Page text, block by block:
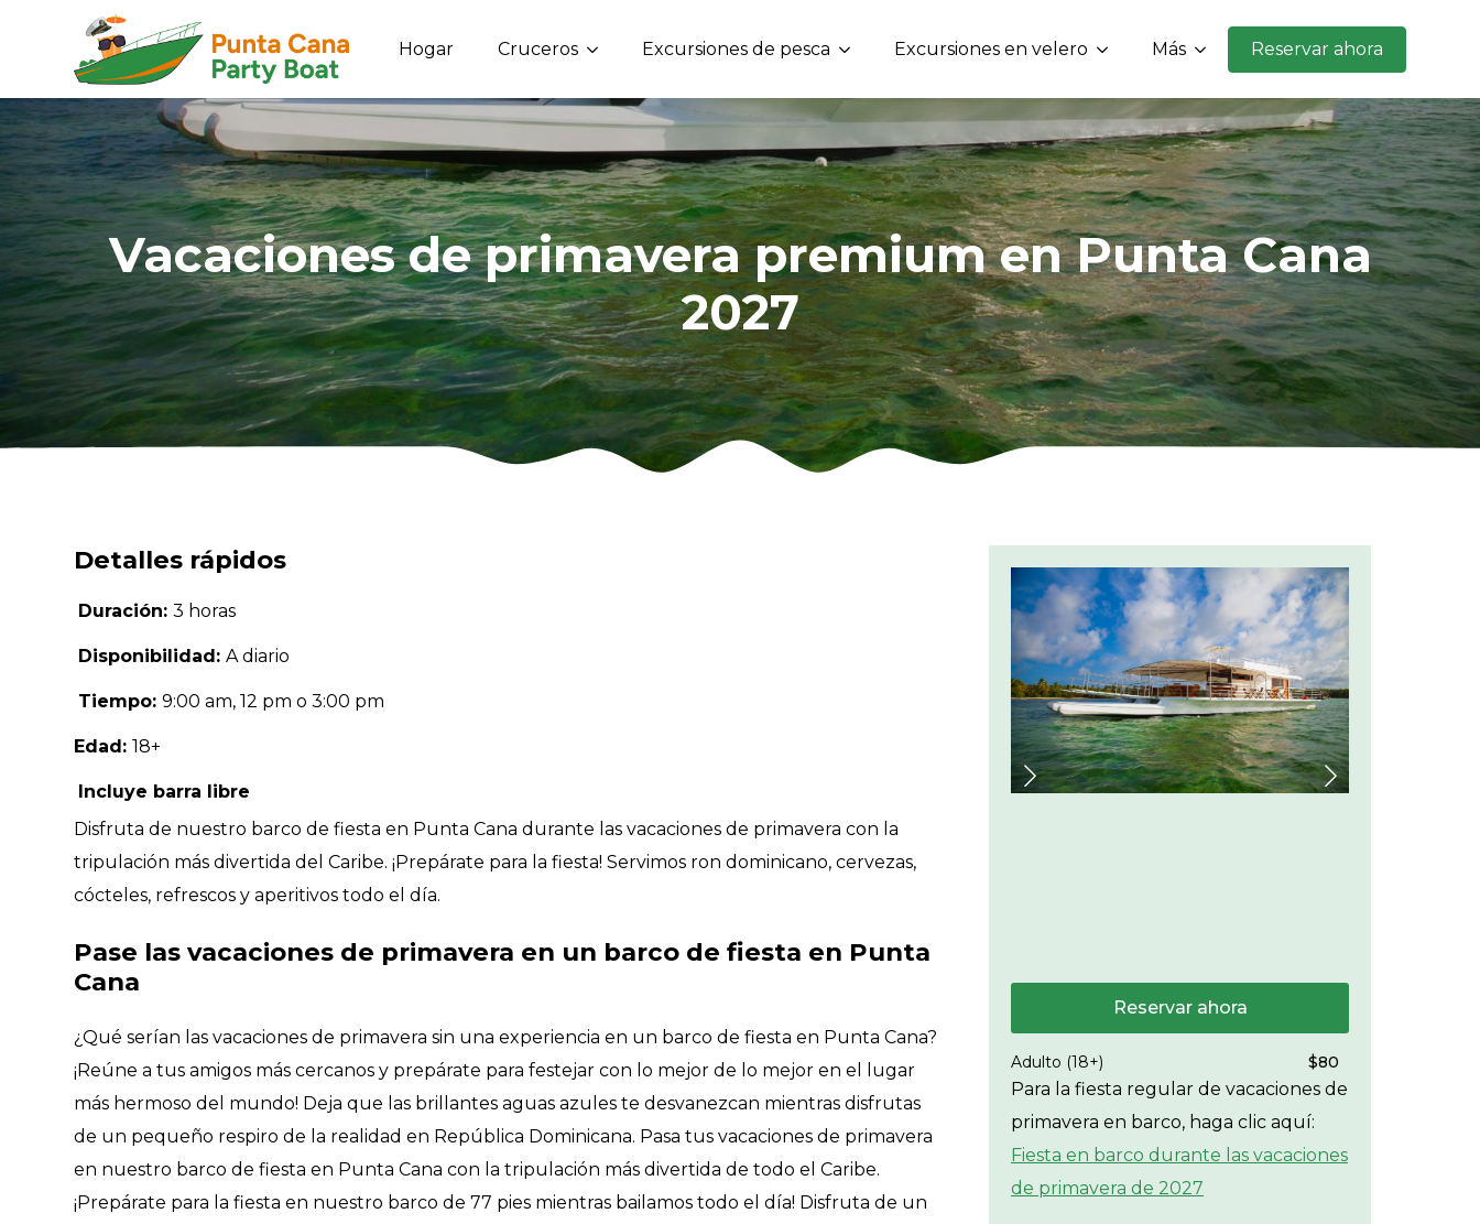
Hogar Cruceros Excursiones de pesca Excursiones en velero Más Reservar ahora
Vacaciones de primavera premium en Punta Cana
2027
Detalles rápidos
Duración: 3 horas
Disponibilidad: A diario
Tiempo: 9:00 am, 12 pm o 3:00 pm
Edad: 18+
Incluye barra libre
Disfruta de nuestro barco de fiesta en Punta Cana durante las vacaciones de primavera con la
tripulación más divertida del Caribe. ¡Prepárate para la fiesta! Servimos ron dominicano, cervezas,
cócteles, refrescos y aperitivos todo el día.
Pase las vacaciones de primavera en un barco de fiesta en Punta
Cana
¿Qué serían las vacaciones de primavera sin una experiencia en un barco de fiesta en Punta Cana?
¡Reúne a tus amigos más cercanos y prepárate para festejar con lo mejor de lo mejor en el lugar
más hermoso del mundo! Deja que las brillantes aguas azules te desvanezcan mientras disfrutas
de un pequeño respiro de la realidad en República Dominicana. Pasa tus vacaciones de primavera
en nuestro barco de fiesta en Punta Cana con la tripulación más divertida de todo el Caribe.
¡Prepárate para la fiesta en nuestro barco de 77 pies mientras bailamos todo el día! Disfruta de un
Reservar ahora
Adulto (18+) $80
Para la fiesta regular de vacaciones de
primavera en barco, haga clic aquí:
Fiesta en barco durante las vacaciones
de primavera de 2027